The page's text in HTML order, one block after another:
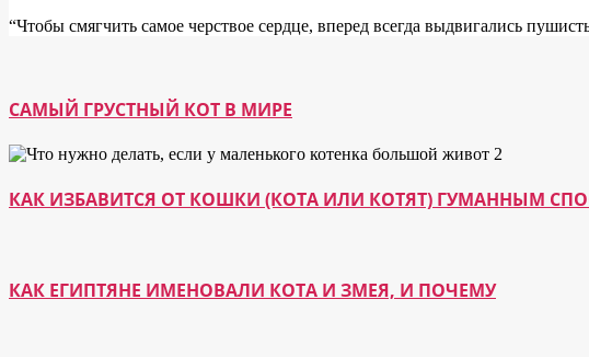
“Чтобы смягчить самое черствое сердце, вперед всегда выдвигались
САМЫЙ ГРУСТНЫЙ КОТ В МИРЕ
КАК ИЗБАВИТСЯ ОТ КОШКИ (КОТА ИЛИ КОТЯТ) ГУМАННЫМ
КАК ЕГИПТЯНЕ ИМЕНОВАЛИ КОТА И ЗМЕЯ, И ПОЧЕМУ